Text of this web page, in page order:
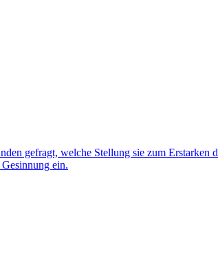
gefragt, welche Stellung sie zum
ein.